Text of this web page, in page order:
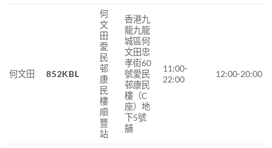
何文田 852KBL
何
文
田
愛
民
邨
康
民
樓
順
豐
站
香港九
龍九龍
城區何
文田忠
孝街60
號愛民
邨康民
樓（C
座）地
下5號
舖
11:00-
22:00
12:00-20:00